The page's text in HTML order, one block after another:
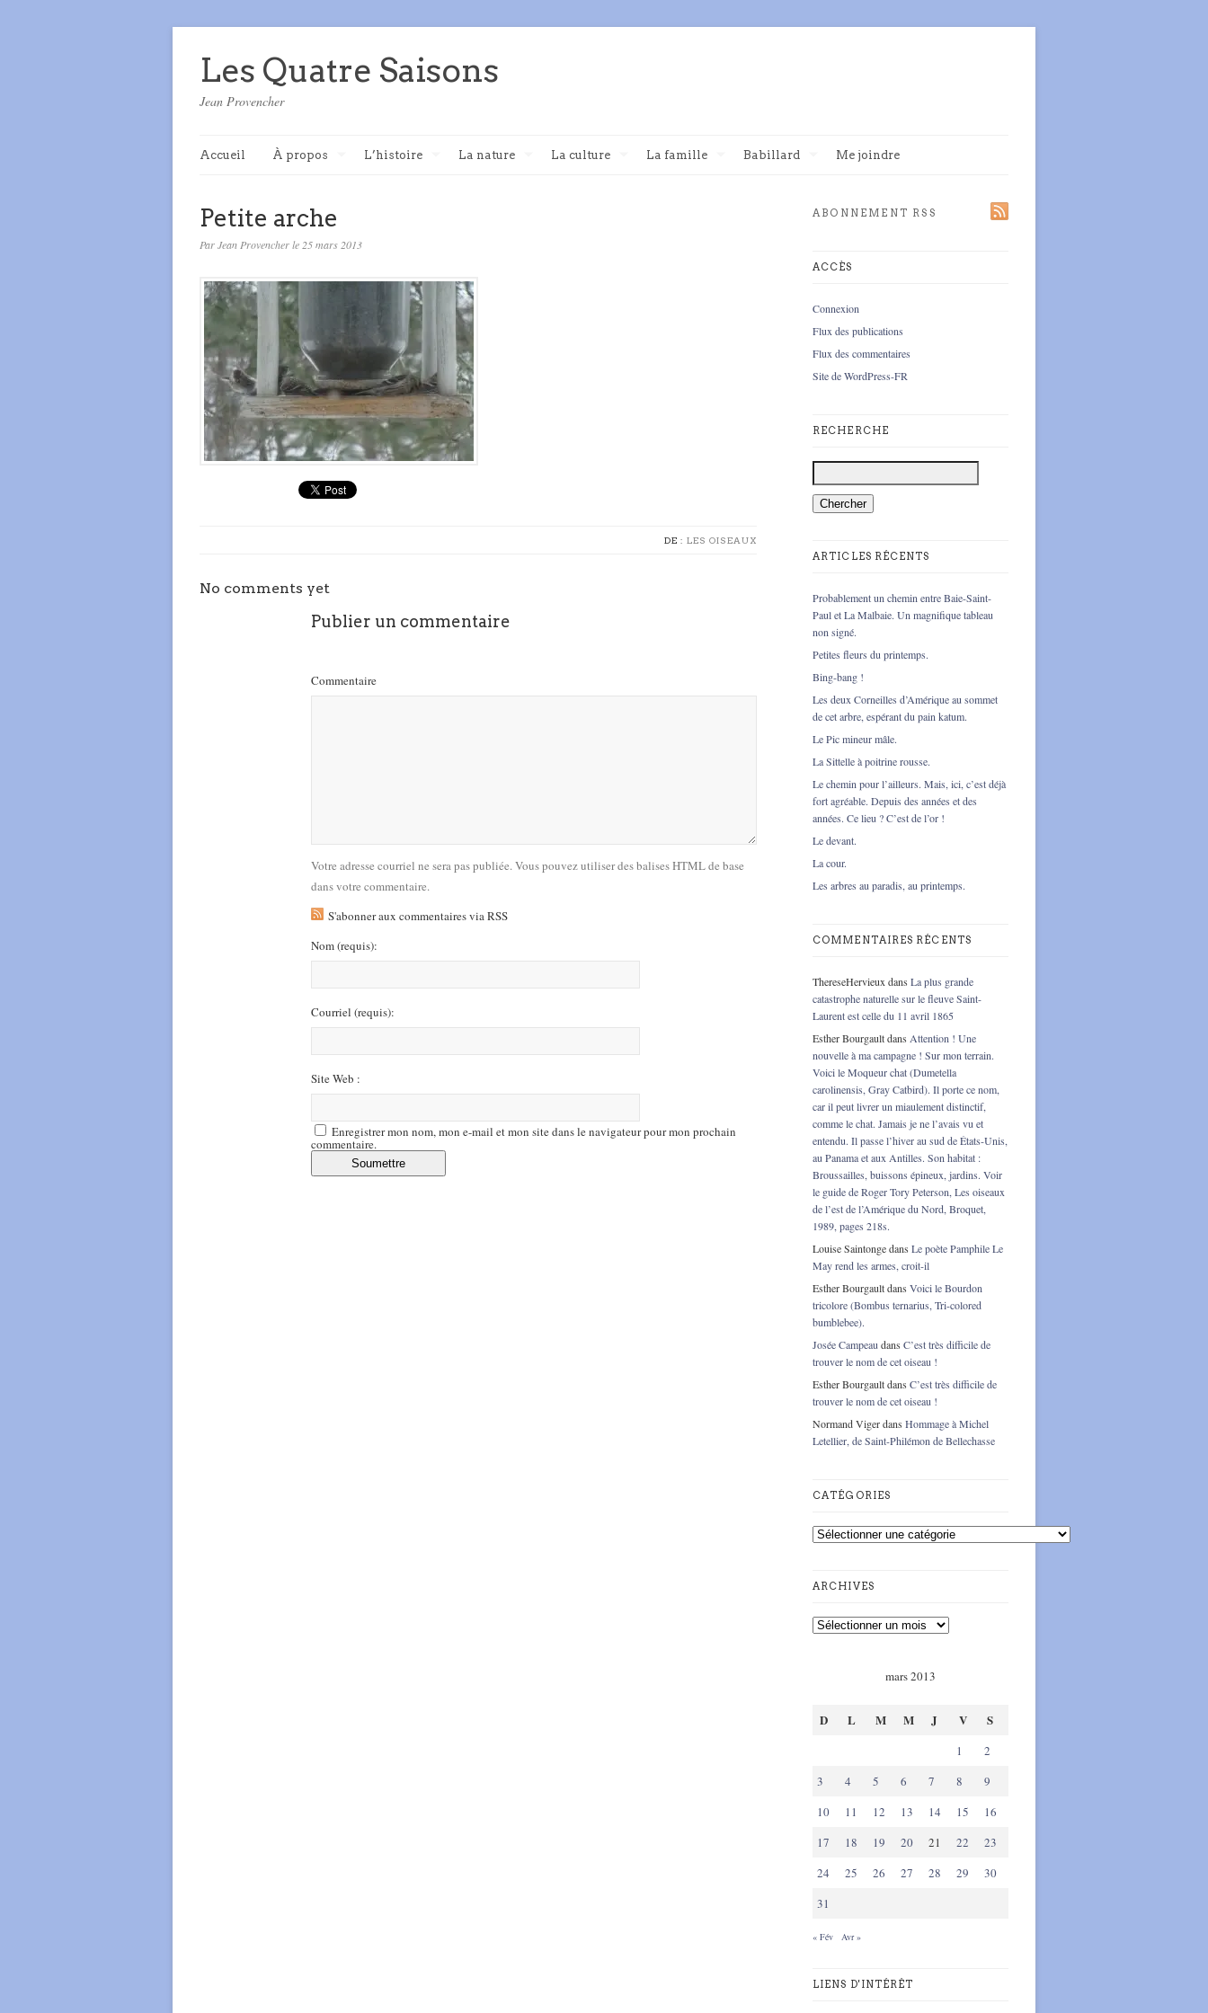
Les Quatre Saisons
Jean Provencher
Accueil À propos L’histoire La nature La culture La famille Babillard Me joindre
Petite arche
Par Jean Provencher le 25 mars 2013
DE : LES OISEAUX
No comments yet
Publier un commentaire
Commentaire
Votre adresse courriel ne sera pas publiée. Vous pouvez utiliser des balises HTML de base
dans votre commentaire.
S'abonner aux commentaires via RSS
Nom(requis):
Courriel (requis):
Site Web :
Enregistrer mon nom, mon e-mail et mon site dans le navigateur pour mon prochain
commentaire.
ABONNEMENT RSS
ACCÈS
Connexion
Flux des publications
Flux des commentaires
Site de WordPress-FR
RECHERCHE
ARTICLES RÉCENTS
Probablement un chemin entre Baie-Saint-
Paul et La Malbaie. Un magnifique tableau
non signé.
Petites fleurs du printemps.
Bing-bang !
Les deux Corneilles d’Amérique au sommet
de cet arbre, espérant du pain katum.
Le Pic mineur mâle.
La Sittelle à poitrine rousse.
Le chemin pour l’ailleurs. Mais, ici, c’est déjà
fort agréable. Depuis des années et des
années. Ce lieu ? C’est de l’or !
Le devant.
La cour.
Les arbres au paradis, au printemps.
COMMENTAIRES RÉCENTS
ThereseHervieux dans La plus grande
catastrophe naturelle sur le fleuve Saint-
Laurent est celle du 11 avril 1865
Esther Bourgaultdans Attention ! Une
nouvelle à ma campagne ! Sur mon terrain.
Voici le Moqueur chat (Dumetella
carolinensis, Gray Catbird). Il porte ce nom,
car il peut livrer un miaulement distinctif,
comme le chat. Jamais je ne l’avais vu et
entendu. Il passe l’hiver au sud de États-Unis,
au Panama et aux Antilles. Son habitat :
Broussailles, buissons épineux, jardins. Voir
le guide de Roger Tory Peterson, Les oiseaux
de l’est de l’Amérique du Nord, Broquet,
1989, pages 218s.
Louise Saintongedans Le poète Pamphile Le
May rend les armes, croit-il
Esther Bourgaultdans Voici le Bourdon
tricolore (Bombus ternarius, Tri-colored
bumblebee).
Josée Campeau dans C’est très difficile de
trouver le nom de cet oiseau !
Esther Bourgaultdans C’est très difficile de
trouver le nom de cet oiseau !
Normand Vigerdans Hommage à Michel
Letellier, de Saint-Philémon de Bellechasse
CATÉGORIES
ARCHIVES
mars 2013
D L M M J V S
1
2
3
4 5 6 7 8
9
10
11 12 13 14 15
16
17
18 19 20 21 22
23
24
25 26 27 28 29
30
31
« Fév Avr »
LIENS D'INTÉRÊT